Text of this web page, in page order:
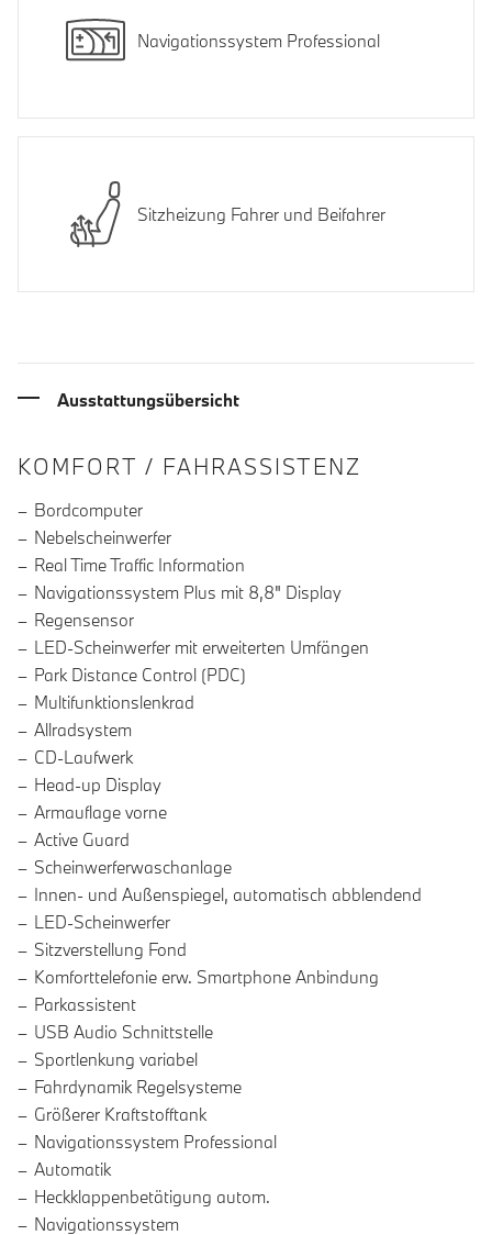
Navigationssystem Professional
Sitzheizung Fahrer und Beifahrer
Ausstattungsübersicht
INFORMATIONEN ÜBER DIE
KOMFORT / FAHRASSISTENZ
Bordcomputer
Nebelscheinwerfer
Real Time Traffic Information
Navigationssystem Plus mit 8,8" Display
Regensensor
LED-Scheinwerfer mit erweiterten Umfängen
Park Distance Control (PDC)
Multifunktionslenkrad
Allradsystem
CD-Laufwerk
Head-up Display
Armauflage vorne
Active Guard
Scheinwerferwaschanlage
Innen- und Außenspiegel, automatisch abblendend
LED-Scheinwerfer
Sitzverstellung Fond
Komforttelefonie erw. Smartphone Anbindung
Parkassistent
USB Audio Schnittstelle
Sportlenkung variabel
Fahrdynamik Regelsysteme
Größerer Kraftstofftank
Navigationssystem Professional
Automatik
Heckklappenbetätigung autom.
Navigationssystem